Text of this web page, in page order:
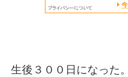
生後３００日になった。